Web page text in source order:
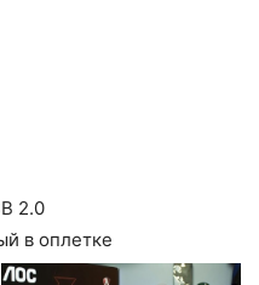
2.0
в оплетке